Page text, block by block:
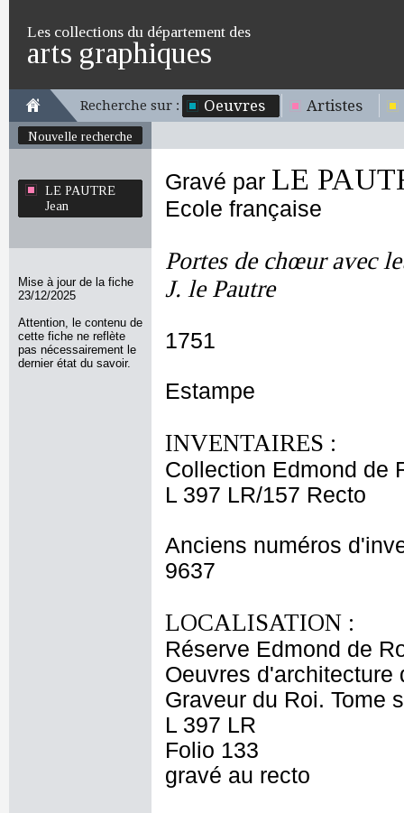
Les collections du département des
arts graphiques
Recherche sur : Oeuvres Artistes
Nouvelle recherche
LE PAUTRE
Jean
Mise à jour de la fiche
23/12/2025
Attention, le contenu de
cette fiche ne reflète
pas nécessairement le
dernier état du savoir.
Gravé par LE
Ecole française
Portes de chœur avec
J. le Pautre
1751
Estampe
INVENTAIRES :
Collection Edmond de
L 397 LR/157 Recto
Anciens numéros
9637
LOCALISATION :
Réserve Edmond de
Oeuvres d'architecture
Graveur du Roi. Tome
L 397 LR
Folio 133
gravé au recto